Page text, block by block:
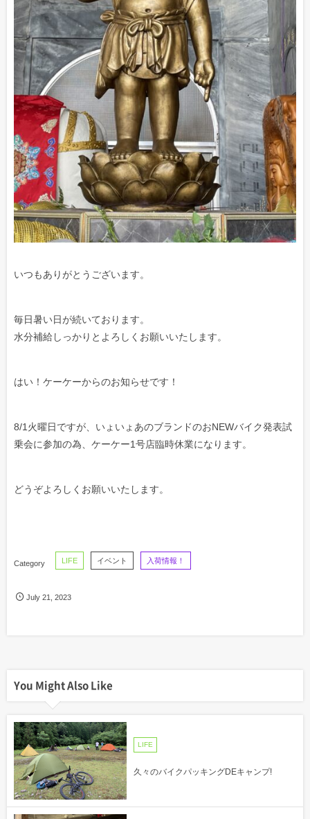
いつもありがとうございます。
毎日暑い日が続いております。
水分補給しっかりとよろしくお願いいたします。
はい！ケーケーからのお知らせです！
8/1火曜日ですが、いょいょあのブランドのおNEWバイク発表試
乗会に参加の為、ケーケー1号店臨時休業になります。
どうぞよろしくお願いいたします。
LIFE イベント 入荷情報！
July 21 ,2023
You Might Also Like
LIFE
久々のバイクパッキングDEキャンプ!